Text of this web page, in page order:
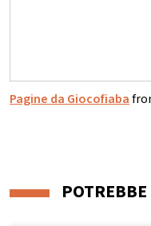
Pagine da Giocofiaba